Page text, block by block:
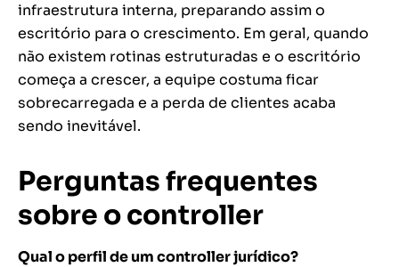
infraestrutura interna, preparando assim o
escritório para o crescimento. Em geral, quando
não existem rotinas estruturadas e o escritório
começa a crescer, a equipe costuma ficar
sobrecarregada e a perda de clientes acaba
sendo inevitável.
Perguntas frequentes
sobre o controller
Qual o perfil de um controller jurídico?